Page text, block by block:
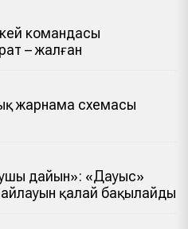
командасы
– жалған
жарнама схемасы
дайын»: «Дауыс»
қалай бақылайды